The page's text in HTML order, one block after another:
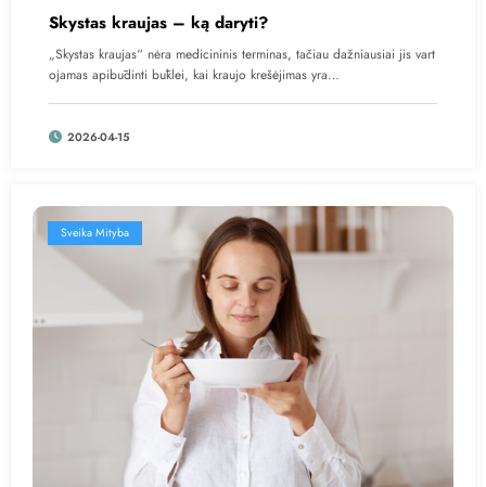
Skystas kraujas – ką daryti?
„Skystas kraujas“ nėra medicininis terminas, tačiau dažniausiai jis vart
ojamas apibūdinti būklei, kai kraujo krešėjimas yra…
2026-04-15
Sveika Mityba